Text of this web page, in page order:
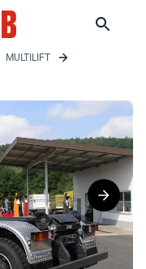
MULTILIFT